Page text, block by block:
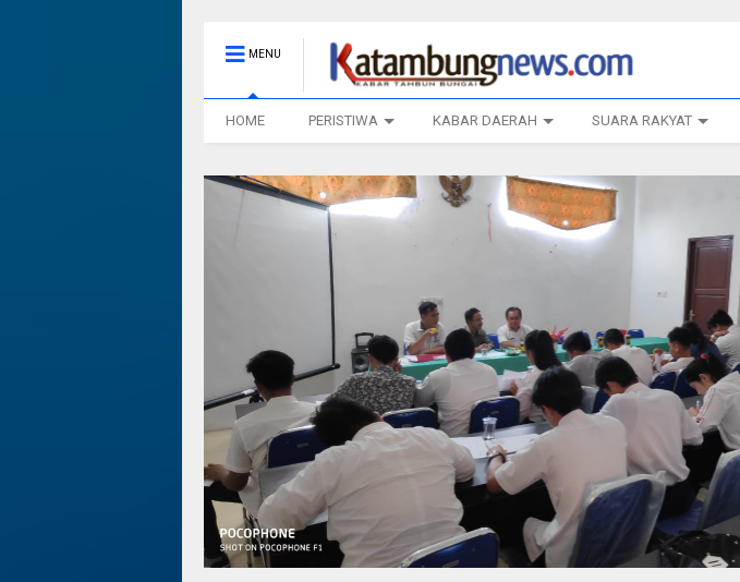
MENU
HOME PERISTIWA KABAR DAERAH SUARA RAKYAT